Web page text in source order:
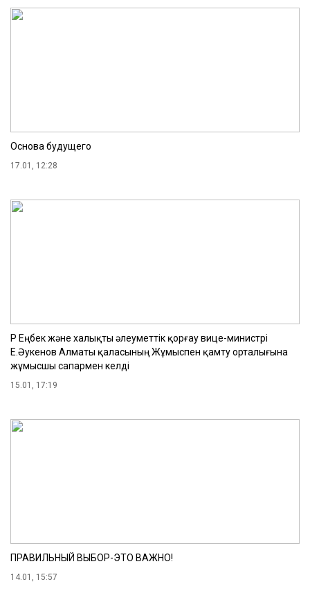
Основа будущего
17.01, 12:28
ҚР Еңбек және халықты әлеуметтік қорғау вице-министрі
Е.Әукенов Алматы қаласының Жұмыспен қамту орталығына
жұмысшы сапармен келді
15.01, 17:19
ПРАВИЛЬНЫЙ ВЫБОР-ЭТО ВАЖНО!
14.01, 15:57